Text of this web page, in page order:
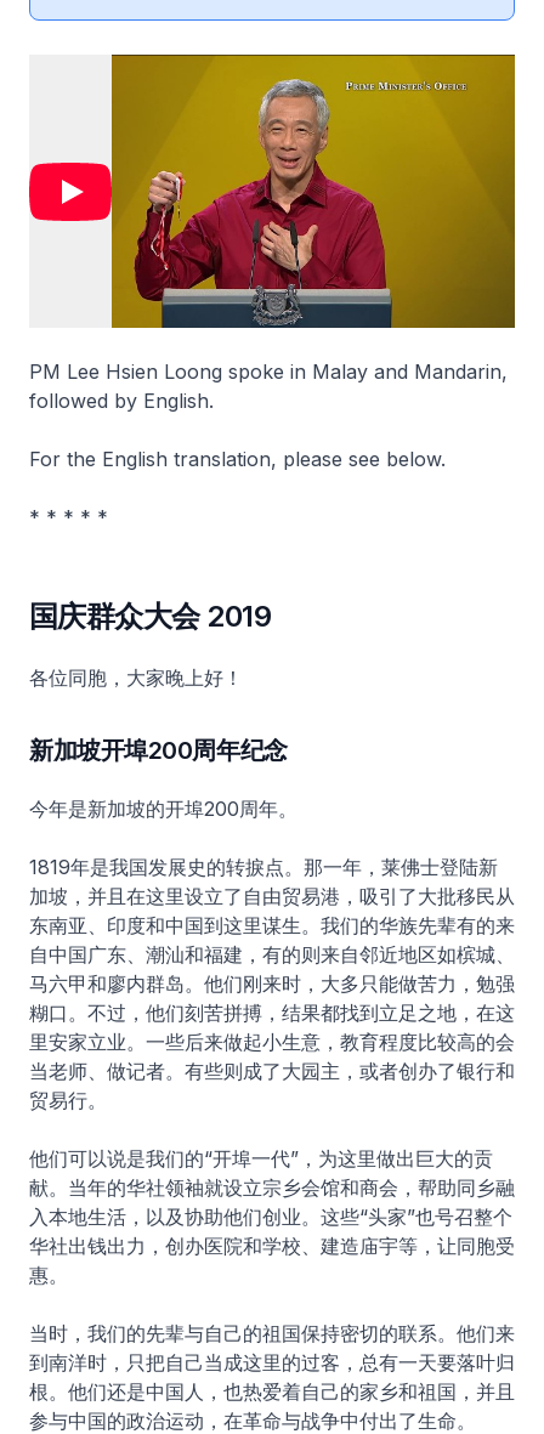
PM Lee Hsien Loong spoke in Malay and Mandarin,
followed by English.
For the English translation, please see below.
* * * * *
国庆群众大会 2019
各位同胞，大家晚上好！
新加坡开埠200周年纪念
今年是新加坡的开埠200周年。
1819年是我国发展史的转捩点。那一年，莱佛士登陆新
加坡，并且在这里设立了自由贸易港，吸引了大批移民从
东南亚、印度和中国到这里谋生。我们的华族先辈有的来
自中国广东、潮汕和福建，有的则来自邻近地区如槟城、
马六甲和廖内群岛。他们刚来时，大多只能做苦力，勉强
糊口。不过，他们刻苦拼搏，结果都找到立足之地，在这
里安家立业。一些后来做起小生意，教育程度比较高的会
当老师、做记者。有些则成了大园主，或者创办了银行和
贸易行。
他们可以说是我们的“开埠一代”，为这里做出巨大的贡
献。当年的华社领袖就设立宗乡会馆和商会，帮助同乡融
入本地生活，以及协助他们创业。这些“头家”也号召整个
华社出钱出力，创办医院和学校、建造庙宇等，让同胞受
惠。
当时，我们的先辈与自己的祖国保持密切的联系。他们来
到南洋时，只把自己当成这里的过客，总有一天要落叶归
根。他们还是中国人，也热爱着自己的家乡和祖国，并且
参与中国的政治运动，在革命与战争中付出了生命。